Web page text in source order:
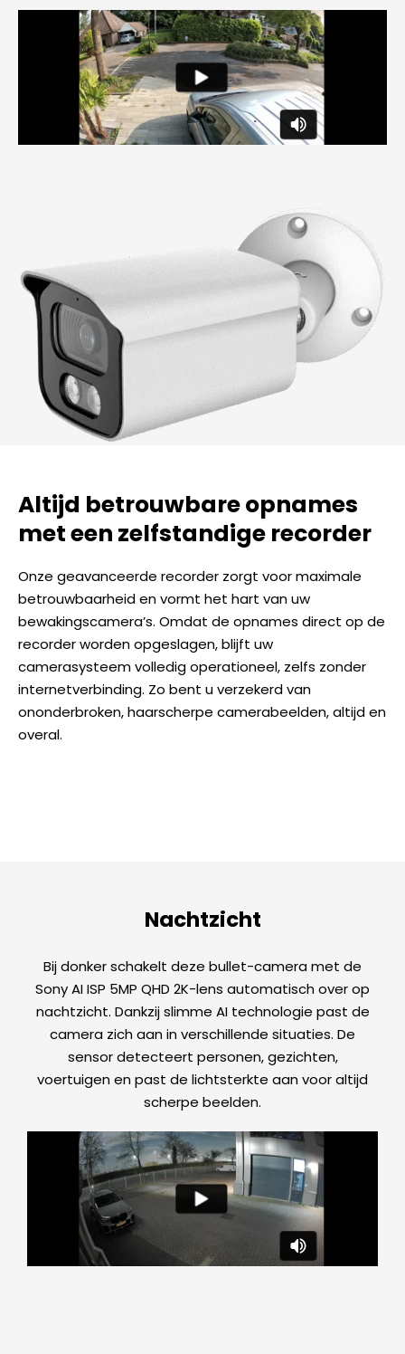
Altijd betrouwbare opnames
met een zelfstandige recorder
Onze geavanceerde recorder zorgt voor maximale
betrouwbaarheid en vormt het hart van uw
bewakingscamera’s. Omdat de opnames direct op de
recorder worden opgeslagen, blijft uw
camerasysteem volledig operationeel, zelfs zonder
internetverbinding. Zo bent u verzekerd van
ononderbroken, haarscherpe camerabeelden, altijd en
overal.
Nachtzicht
Bij donker schakelt deze bullet-camera met de
Sony AI ISP 5MP QHD 2K-lens automatisch over op
nachtzicht. Dankzij slimme AI technologie past de
camera zich aan in verschillende situaties. De
sensor detecteert personen, gezichten,
voertuigen en past de lichtsterkte aan voor altijd
scherpe beelden.